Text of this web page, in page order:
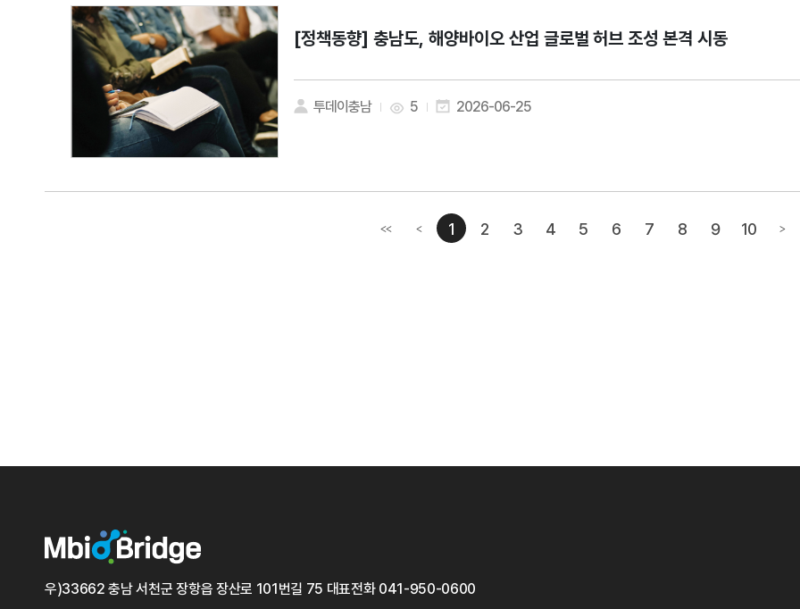
[정책동향] 충남도, 해양바이오 산업 글로벌 허브 조성 본격 시동
투데이충남 5 2026-06-25
<<첫번째페이지
<이전페이지
1 2 3 4 5 6 7 8 9 10 >다
우)33662 충남 서천군 장항읍 장산로 101번길 75 대표전화 041-950-0600